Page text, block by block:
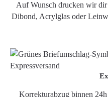
Auf Wunsch drucken wir
Dibond, Acrylglas oder
Korrekturabzug binnen